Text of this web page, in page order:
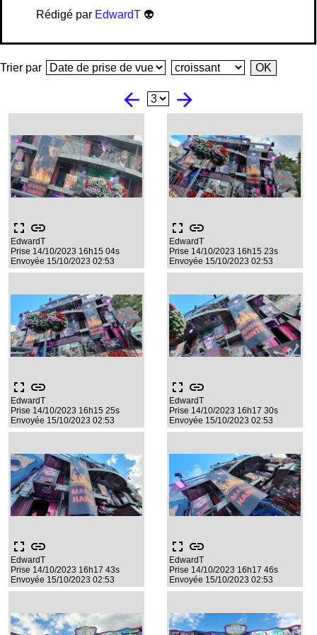
Rédigé par EdwardT 👽
Trier par
arrow_back arrow_forward
fullscreen link
EdwardT
Prise 14/10/2023 16h15 04s
Envoyée 15/10/2023 02:53
fullscreen link
EdwardT
Prise 14/10/2023 16h15 23s
Envoyée 15/10/2023 02:53
fullscreen link
EdwardT
Prise 14/10/2023 16h15 25s
Envoyée 15/10/2023 02:53
fullscreen link
EdwardT
Prise 14/10/2023 16h17 30s
Envoyée 15/10/2023 02:53
fullscreen link
EdwardT
Prise 14/10/2023 16h17 43s
Envoyée 15/10/2023 02:53
fullscreen link
EdwardT
Prise 14/10/2023 16h17 46s
Envoyée 15/10/2023 02:53